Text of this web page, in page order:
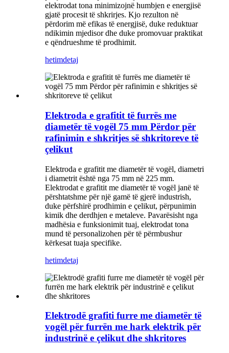
elektrodat tona minimizojnë humbjen e energjisë
gjatë procesit të shkrirjes. Kjo rezulton në
përdorim më efikas të energjisë, duke reduktuar
ndikimin mjedisor dhe duke promovuar praktikat
e qëndrueshme të prodhimit.
hetimdetaj
Elektroda e grafitit të furrës me
diametër të vogël 75 mm Përdor për
rafinimin e shkritjes së shkritoreve të
çelikut
Elektroda e grafitit me diametër të vogël, diametri
i diametrit është nga 75 mm në 225 mm.
Elektrodat e grafitit me diametër të vogël janë të
përshtatshme për një gamë të gjerë industrish,
duke përfshirë prodhimin e çelikut, përpunimin
kimik dhe derdhjen e metaleve. Pavarësisht nga
madhësia e funksionimit tuaj, elektrodat tona
mund të personalizohen për të përmbushur
kërkesat tuaja specifike.
hetimdetaj
Elektrodë grafiti furre me diametër të
vogël për furrën me hark elektrik për
industrinë e çelikut dhe shkritores